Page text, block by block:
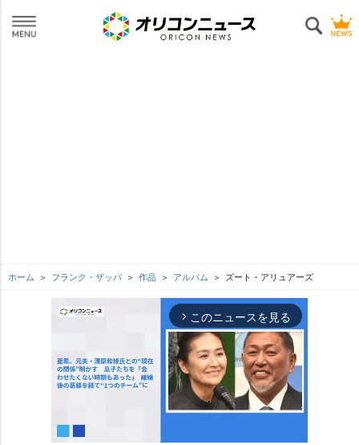
ホーム フランク・ザッパ 作品 アルバム ズート・アリュアーズ
arrow_forward_ios このニュースを見る